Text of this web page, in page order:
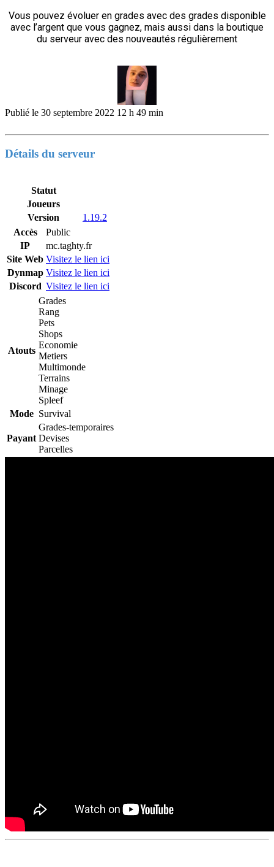
Vous pouvez évoluer en grades avec des grades disponible
avec l’argent que vous gagnez, mais aussi dans la boutique
du serveur avec des nouveautés régulièrement
Publié le 30 septembre 2022 12 h 49 min
Détails du serveur
Statut
Joueurs
Version
1.19.2
Accès
Public
IP
mc.taghty.fr
Site Web Visitez le lien ici
Dynmap Visitez le lien ici
Discord Visitez le lien ici
Atouts
Grades
Rang
Pets
Shops
Economie
Metiers
Multimonde
Terrains
Minage
Spleef
Mode Survival
Payant
Grades-temporaires
Devises
Parcelles